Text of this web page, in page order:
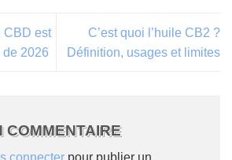
CBD est
de 2026
C’est quoi l’huile CB2 ?
Définition, usages et limites
COMMENTAIRE